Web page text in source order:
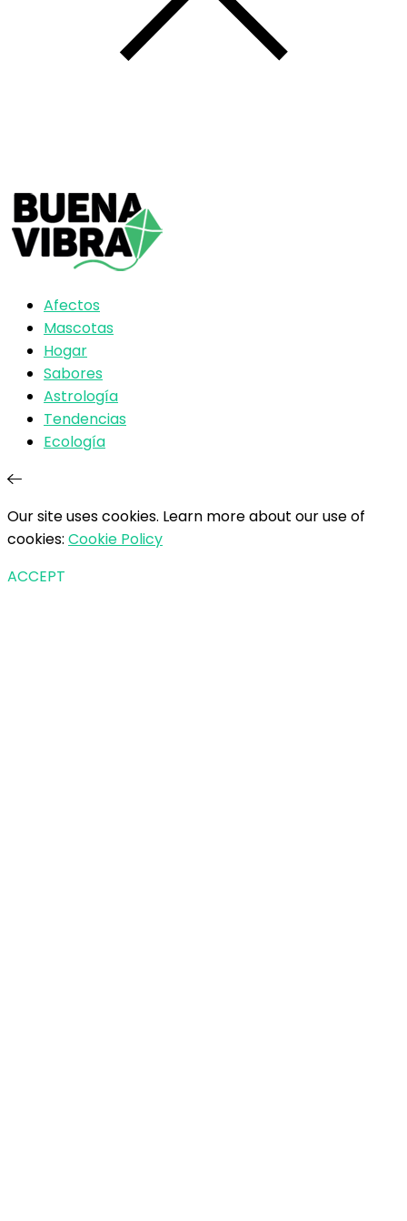
Afectos
Mascotas
Hogar
Sabores
Astrología
Tendencias
Ecología
Our site uses cookies. Learn more about our use of
cookies: Cookie Policy
ACCEPT